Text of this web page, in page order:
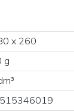
x 260
g